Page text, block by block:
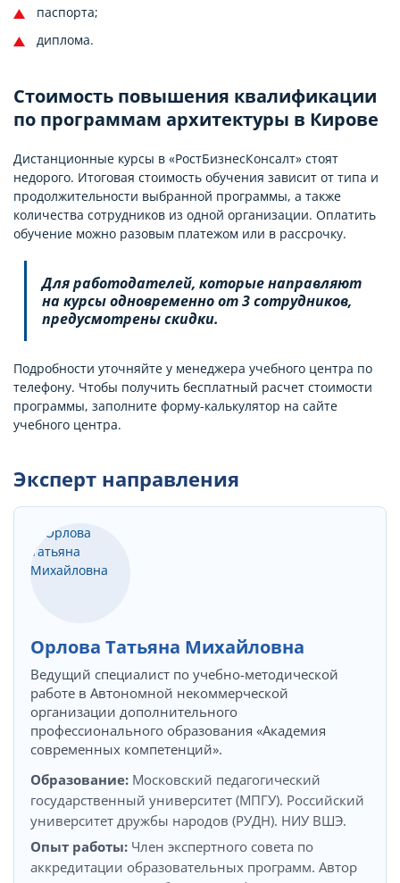
паспорта;
диплома.
Стоимость повышения квалификации
по программам архитектуры в Кирове
Дистанционные курсы в «РостБизнесКонсалт» стоят
недорого. Итоговая стоимость обучения зависит от типа и
продолжительности выбранной программы, а также
количества сотрудников из одной организации. Оплатить
обучение можно разовым платежом или в рассрочку.
Для работодателей, которые направляют
на курсы одновременно от 3 сотрудников,
предусмотрены скидки.
Подробности уточняйте у менеджера учебного центра по
телефону. Чтобы получить бесплатный расчет стоимости
программы, заполните форму-калькулятор на сайте
учебного центра.
Эксперт направления
Орлова Татьяна Михайловна
Ведущий специалист по учебно-методической
работе в Автономной некоммерческой
организации дополнительного
профессионального образования «Академия
современных компетенций».
Образование: Московский педагогический
государственный университет (МПГУ). Российский
университет дружбы народов (РУДН). НИУ ВШЭ.
Опыт работы: Член экспертного совета по
аккредитации образовательных программ. Автор